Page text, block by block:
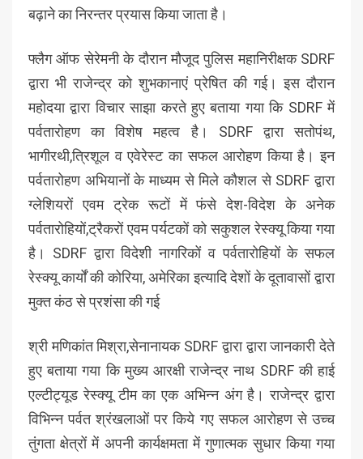
बढ़ाने का निरन्तर प्रयास किया जाता है।
फ्लैग ऑफ सेरेमनी के दौरान मौजूद पुलिस महानिरीक्षक SDRF
द्वारा भी राजेन्द्र को शुभकानाएं प्रेषित की गई। इस दौरान
महोदया द्वारा विचार साझा करते हुए बताया गया कि SDRF में
पर्वतारोहण का विशेष महत्व है। SDRF द्वारा सतोपंथ,
भागीरथी,त्रिशूल व एवेरेस्ट का सफल आरोहण किया है। इन
पर्वतारोहण अभियानों के माध्यम से मिले कौशल से SDRF द्वारा
ग्लेशियरों एवम ट्रेक रूटों में फंसे देश-विदेश के अनेक
पर्वतारोहियों,ट्रैकरों एवम पर्यटकों को सकुशल रेस्क्यू किया गया
है। SDRF द्वारा विदेशी नागरिकों व पर्वतारोहियों के सफल
रेस्क्यू कार्यों की कोरिया, अमेरिका इत्यादि देशों के दूतावासों द्वारा
मुक्त कंठ से प्रशंसा की गई
श्री मणिकांत मिश्रा,सेनानायक SDRF द्वारा द्वारा जानकारी देते
हुए बताया गया कि मुख्य आरक्षी राजेन्द्र नाथ SDRF की हाई
एल्टीट्यूड रेस्क्यू टीम का एक अभिन्न अंग है। राजेन्द्र द्वारा
विभिन्न पर्वत श्रंखलाओं पर किये गए सफल आरोहण से उच्च
तुंगता क्षेत्रों में अपनी कार्यक्षमता में गुणात्मक सुधार किया गया